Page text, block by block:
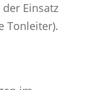
Einsatz
Tonleiter).